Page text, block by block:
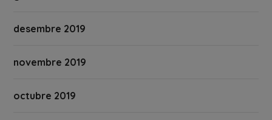
desembre 2019
novembre 2019
octubre 2019